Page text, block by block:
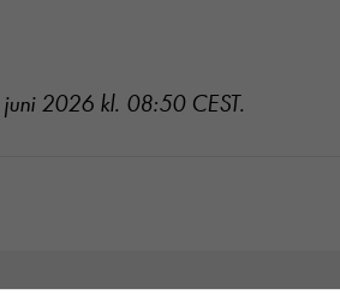
2026 kl. 08:50 CEST.
De